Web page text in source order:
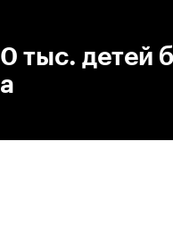
тыс. детей